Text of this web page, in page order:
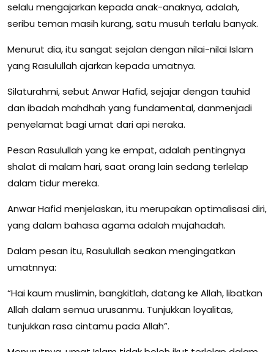
selalu mengajarkan kepada anak-anaknya, adalah,
seribu teman masih kurang, satu musuh terlalu banyak.
Menurut dia, itu sangat sejalan dengan nilai-nilai Islam
yang Rasulullah ajarkan kepada umatnya.
Silaturahmi, sebut Anwar Hafid, sejajar dengan tauhid
dan ibadah mahdhah yang fundamental, danmenjadi
penyelamat bagi umat dari api neraka.
Pesan Rasulullah yang ke empat, adalah pentingnya
shalat di malam hari, saat orang lain sedang terlelap
dalam tidur mereka.
Anwar Hafid menjelaskan, itu merupakan optimalisasi diri,
yang dalam bahasa agama adalah mujahadah.
Dalam pesan itu, Rasulullah seakan mengingatkan
umatnnya:
“Hai kaum muslimin, bangkitlah, datang ke Allah, libatkan
Allah dalam semua urusanmu. Tunjukkan loyalitas,
tunjukkan rasa cintamu pada Allah”.